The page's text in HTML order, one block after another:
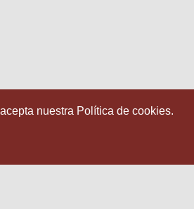
nuestra Política de cookies.